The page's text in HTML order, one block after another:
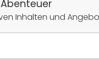
Inhalten und